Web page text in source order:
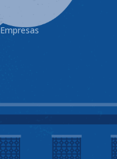
Empresas